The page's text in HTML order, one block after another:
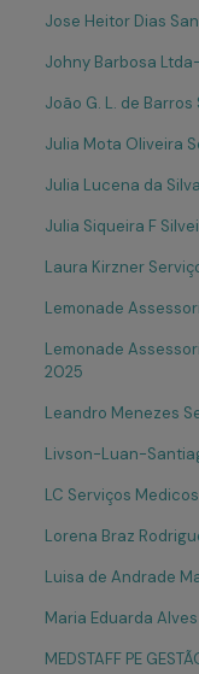
Jose Heitor Dias
Johny Barbosa
João G. L. de
Julia Mota Oliveira
Julia Lucena da
Julia Siqueira F
Laura Kirzner
Lemonade
Lemonade
2025
Leandro Menezes
Livson-Luan-
LC Serviços
Lorena Braz
Luisa de Andrade
Maria Eduarda
MEDSTAFF PE